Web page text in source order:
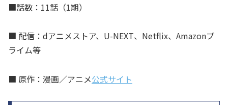
■話数：11話（1期）
■ 配信：dアニメストア、U-NEXT、Netflix、Amazonプ
ライム等
■ 原作：漫画／アニメ公式サイト